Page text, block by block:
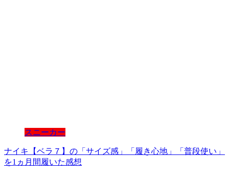
スニーカー
ナイキ【ベラ７】の「サイズ感」「履き心地」「普段使い」
を1ヵ月間履いた感想